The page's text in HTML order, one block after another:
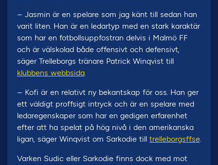
– Jasmin är en spelare som jag känt till sedan han
varit liten. Han är en ledartyp med en stark karaktär
som har en fotbollsuppfostran delvis i Malmö FF
och är välskolad både offensivt och defensivt,
säger Trelleborgs tränare Patrick Winqvist till
klubbens webbsida.
– Kofi är en relativt ny bekantskap för oss. Han ger
ett väldigt proffsigt intryck och är en spelare med
ledaregenskaper som har en gedigen erfarenhet
efter att ha spelat på hög nivå i den amerikanska
ligan, säger Winqvist om Sarkodie till trelleborgsff.se.
Varken Sudic eller Sarkodie finns dock med mot